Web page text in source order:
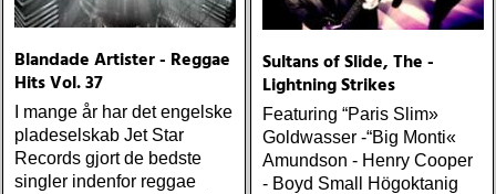
Blandade Artister - Reggae
Hits Vol. 37
I mange år har det engelske
pladeselskab Jet Star
Records gjort de bedste
singler indenfor reggae
Sultans of Slide, The -
Lightning Strikes
Featuring “Paris Slim»
Goldwasser -“Big Monti«
Amundson - Henry Cooper
- Boyd Small Högoktanig